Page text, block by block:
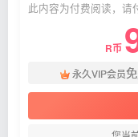
此内容为付费阅读，请
R币
永久VIP会员